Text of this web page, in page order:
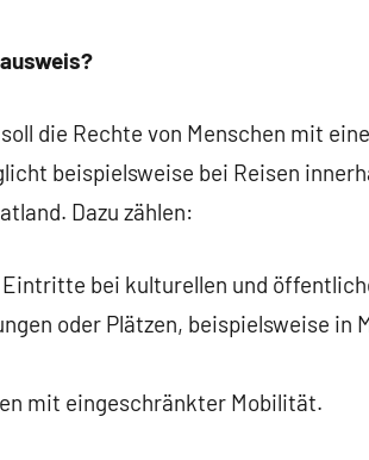
die Rechte von Menschen mit
beispielsweise bei Reisen
Dazu zählen:
bei kulturellen und
oder Plätzen, beispielsweise in
mit eingeschränkter Mobilität.